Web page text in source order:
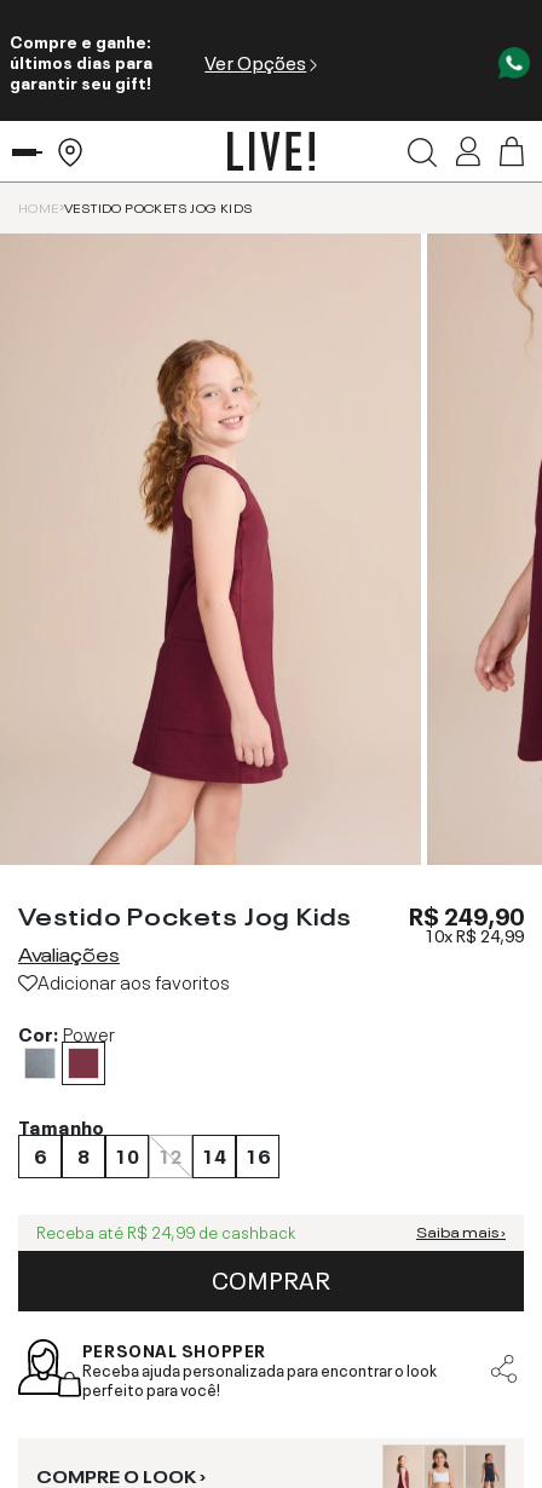
Compre e ganhe:
últimos dias para
garantir seu gift!
Ver Opções
HOME VESTIDO POCKETS JOG KIDS
Vestido Pockets Jog Kids
Avaliações
Adicionar aos favoritos
R$ 249,90
10xR$ 24,99
Cor:Power
Tamanho
6
8 10 12 14 16
Receba até R$ 24,99 de cashback Saiba mais ›
COMPRAR
PERSONAL SHOPPER
Receba ajuda personalizada para encontrar o look
perfeito para você!
COMPRE O LOOK ›